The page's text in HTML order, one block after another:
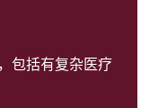
包括有复杂医疗